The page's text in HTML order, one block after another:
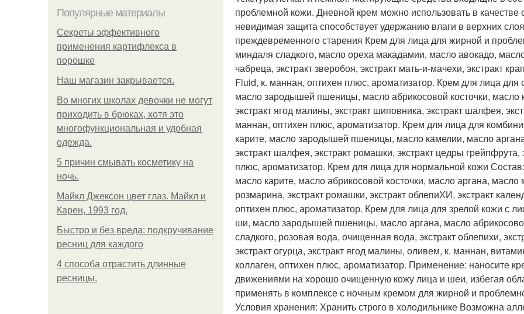
Популярные материалы
Секреты эффективного
применения картифлекса в
порошке
Нaш магaзин зaкрывaeтся.
Во многих школах девочки не могут
приходить в брюках, хотя это
многофункциональная и удобная
одежда.
5 причин смывать косметику на
ночь.
Майкл Джексон цвет глаз. Майкл и
Карен, 1993 год.
Быстро и без вреда: подкручивание
ресниц для каждого
4 способа отрастить длинные
ресницы.
проблемной кожи. Дневной крем можно использовать в
невидимая защита способствует удержанию влаги в верхних
преждевременного старения Крем для лица для жирной и
миндаля сладкого, масло ореха макадамии, масло авокадо,
чабреца, экстракт зверобоя, экстракт мать-и-мачехи, экстракт
Fluid, к. маннан, оптихен плюс, ароматизатор. Крем для лица
масло зародышей пшеницы, масло абрикосовой косточки, масло
экстракт ягод малины, экстракт шиповника, экстракт шалфея,
маннан, оптихен плюс, ароматизатор. Крем для лица для
карите, масло зародышей пшеницы, масло камелии, масло
экстракт шалфея, экстракт ромашки, экстракт цедры
плюс, ароматизатор. Крем для лица для нормальной кожи
масло карите, масло абрикосовой косточки, масло аргана,
розмарина, экстракт ромашки, экстракт облепиХИ, экстракт
оптихен плюс, ароматизатор. Крем для лица для зрелой кожи с
ши, масло зародышей пшеницы, масло аргана, масло
сладкого, розовая вода, очищенная вода, экстракт облепихи,
экстракт огурца, экстракт ягод малины, оливем, к. маннан,
коллаген, оптихен плюс, ароматизатор. Применение: наносите
движениями на хорошо очищенную кожу лица и шеи, избегая
применять в комплексе с ночным кремом для жирной и
Условия хранения: Хранить строго в холодильнике Возможна